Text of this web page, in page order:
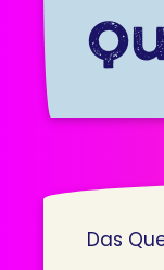
Das